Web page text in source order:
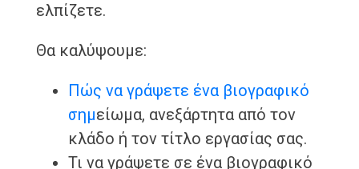
ελπίζετε.
Θα καλύψουμε:
Πώς να γράψετε ένα βιογραφικό
σημείωμα, ανεξάρτητα από τον
κλάδο ή τον τίτλο εργασίας σας.
Τι να γράψετε σε ένα βιογραφικό